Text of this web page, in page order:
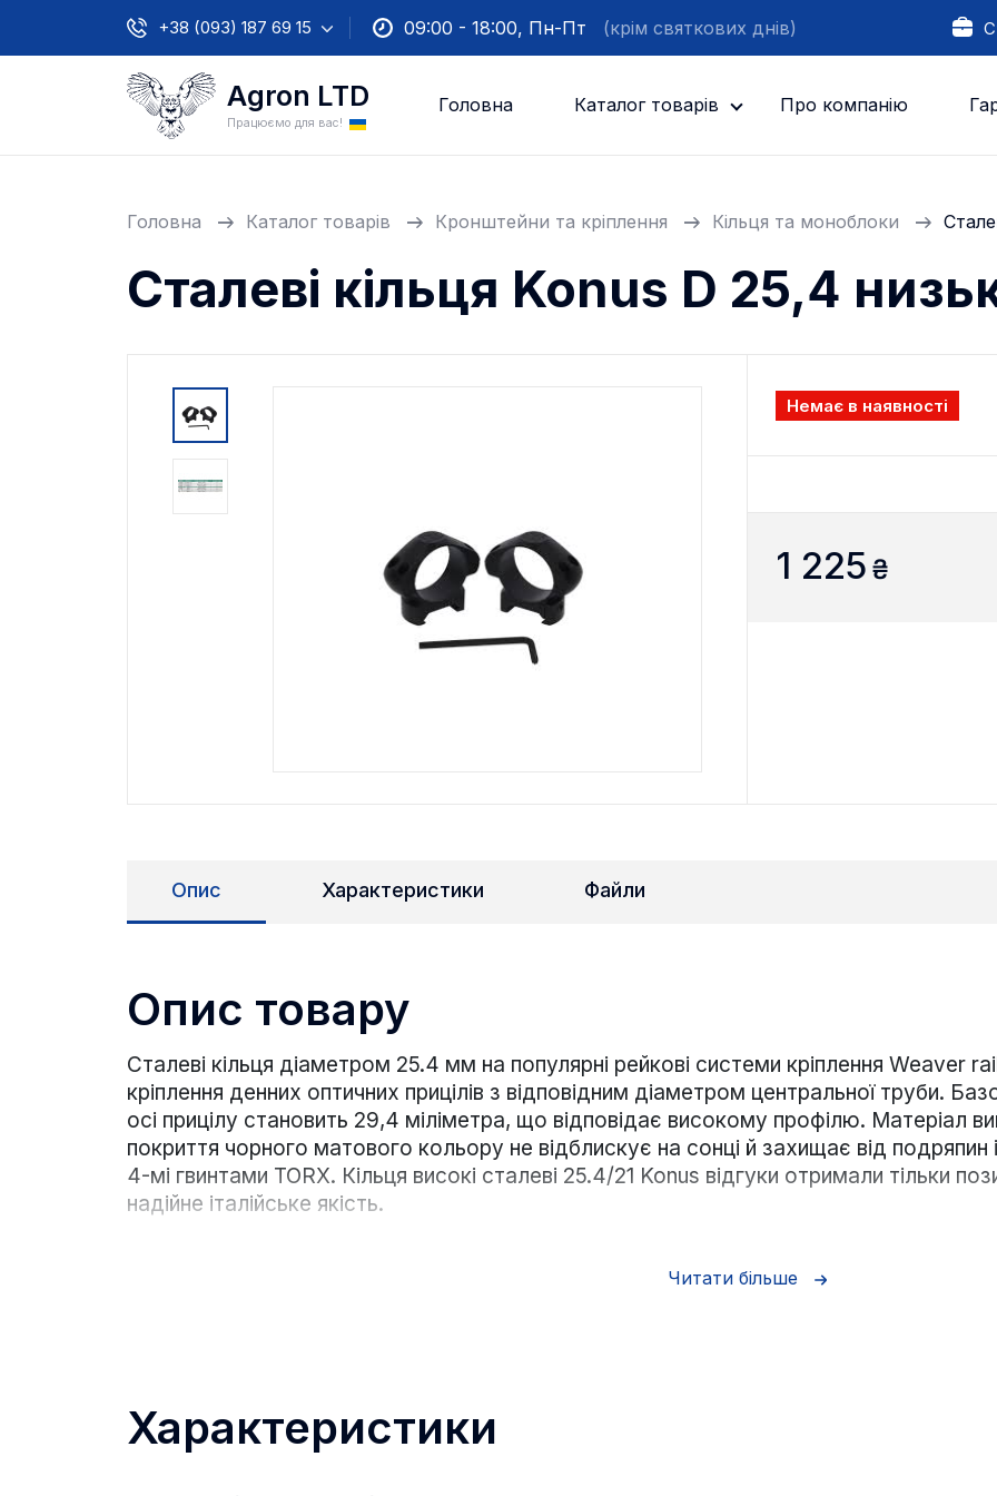
+38 (093) 187 69 15 09:00 - 18:00, Пн-Пт (крім святкових днів)
Agron LTD
Працюємо для вас!
Головна Каталог товарів Про компанію
Головна Каталог товарів Кронштейни та кріплення Кільця та моноблоки
Сталеві кільця Konus D 25,4
Немає в наявності
1 225 ₴
Опис Характеристики Файли
Опис товару
Сталеві кільця діаметром 25.4 мм на популярні рейкові системи кріплення Weaver
кріплення денних оптичних прицілів з відповідним діаметром центральної труби.
осі прицілу становить 29,4 міліметра, що відповідає високому профілю. Матеріал
покриття чорного матового кольору не відблискує на сонці й захищає від подряпин
4-мі гвинтами TORX. Кільця високі сталеві 25.4/21 Konus відгуки отримали тільки
надійне італійське якість.
Читати більше
Характеристики